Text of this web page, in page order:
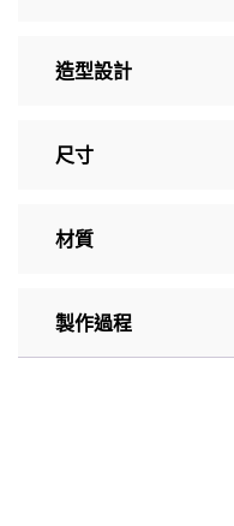
造型設計
尺寸
材質
製作過程